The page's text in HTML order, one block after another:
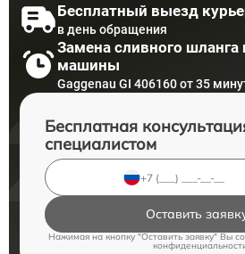
Бесплатный выезд
в день обращения
Замена сливного
машины
Gaggenau GI 406160 от 35
Бесплатная
специалистом
Оставить
Нажимая на кнопку "Оставить заявку" Вы